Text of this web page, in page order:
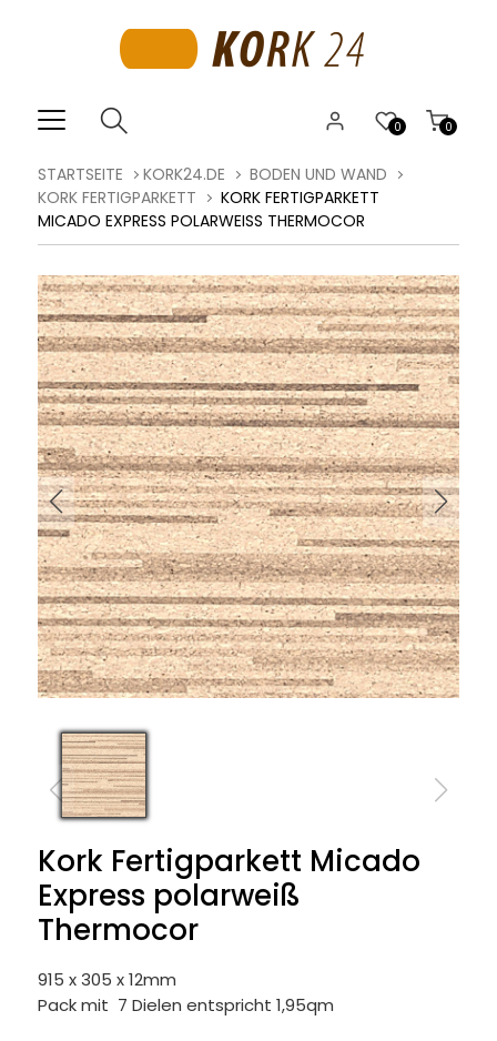
0
0
STARTSEITE KORK24.DE
BODEN UND WAND
KORK FERTIGPARKETT
KORK FERTIGPARKETT
MICADO EXPRESS POLARWEISS THERMOCOR
Kork Fertigparkett Micado
Express polarweiß
Thermocor
915 x 305 x 12mm
Pack mit 7 Dielen entspricht 1,95qm